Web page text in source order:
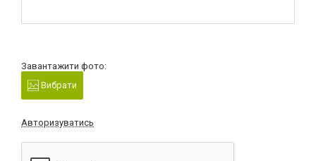
Завантажити фото:
Вибрати
Авторизуватись